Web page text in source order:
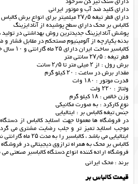
دارای کلید ضد آب و موتور ایرانی
دارای قطر تیغه ۲۷/۵ میلمیتر برای انواع برش کالباس و ژانبون با قطرهای مختلف
کالباس بر محک دارای سطح پوشیده از آنادایزینگ
پوشش آنادایزینگ جدیدترین روش بهداشتی در تولید
بدنه یکپارچه از آلومینیوم مستحکم در مقابل فشار و
کالباسبر ساخت ایران دارای ۲۵ ماه گارانتی و ۱۰ سال خدمات پس از فروش
قطر تیغه : ۲۷/۵ سانتی متر
برش رول : از ۲ میلی متر تا ۲/۵ سانت
مقدار برش در ساعت : ۲۰ کیلو گرم
قدرت موتور : ۱۸۰ وات
ولتاژ : ۲۲۰ ولت
وزن خالص : ۱۸ کیلو گرم
نوع کارکرد : به صورت مکانیکی
جنس تیغه کالباس بر : ایتالیایی
در فروشگاه ها معمولا جهت اسلاید کالباس از
موجب اسلاید تمیز تر و جلب رضایت مشتری می
ایتالیایی می باشد ، کالباسبر را به مدت ۲۵ ماه گارانتی نموده است.
کالباس بر محک به همراه ترازوی دیجیتالی در
فروشگاه ارائه کننده انواع دستگاه کالباسبر صنعتی
برند : محک ایرانی
قیمت کالباس بر